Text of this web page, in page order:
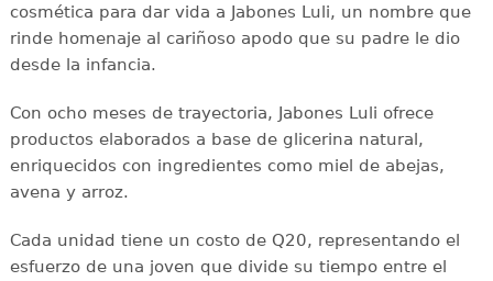
cosmética para dar vida a Jabones Luli, un nombre que
rinde homenaje al cariñoso apodo que su padre le dio
desde la infancia.
Con ocho meses de trayectoria, Jabones Luli ofrece
productos elaborados a base de glicerina natural,
enriquecidos con ingredientes como miel de abejas,
avena y arroz.
Cada unidad tiene un costo de Q20, representando el
esfuerzo de una joven que divide su tiempo entre el